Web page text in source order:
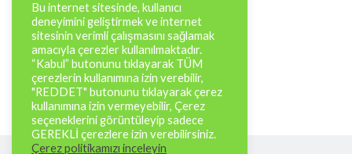
Bu internet sitesinde, kullanıcı
deneyimini geliştirmek ve internet
sitesinin verimli çalışmasını sağlamak
amacıyla çerezler kullanılmaktadır.
“Kabul” butonunu tıklayarak TÜM
çerezlerin kullanımına izin verebilir,
"REDDET" butonunu tıklayarak çerez
kullanımına izin vermeyebilir, Çerez
seçeneklerini görüntüleyip sadece
GEREKLİ çerezlere izin verebilirsiniz.
Çerez politikamızı inceleyin